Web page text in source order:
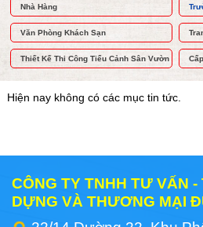
Nhà Hàng
Văn Phòng Khách Sạn
Thiết Kế Thi Công Tiểu Cảnh Sân Vườn
Hiện nay không có các mục tin tức.
CÔNG TY TNHH TƯ VẤN -
DỰNG VÀ THƯƠNG MẠI